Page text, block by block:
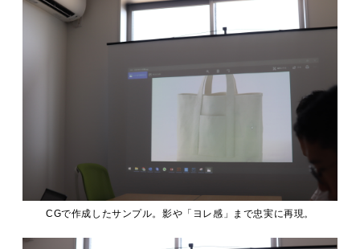
CGで作成したサンプル。影や「ヨレ感」まで忠実に再現。